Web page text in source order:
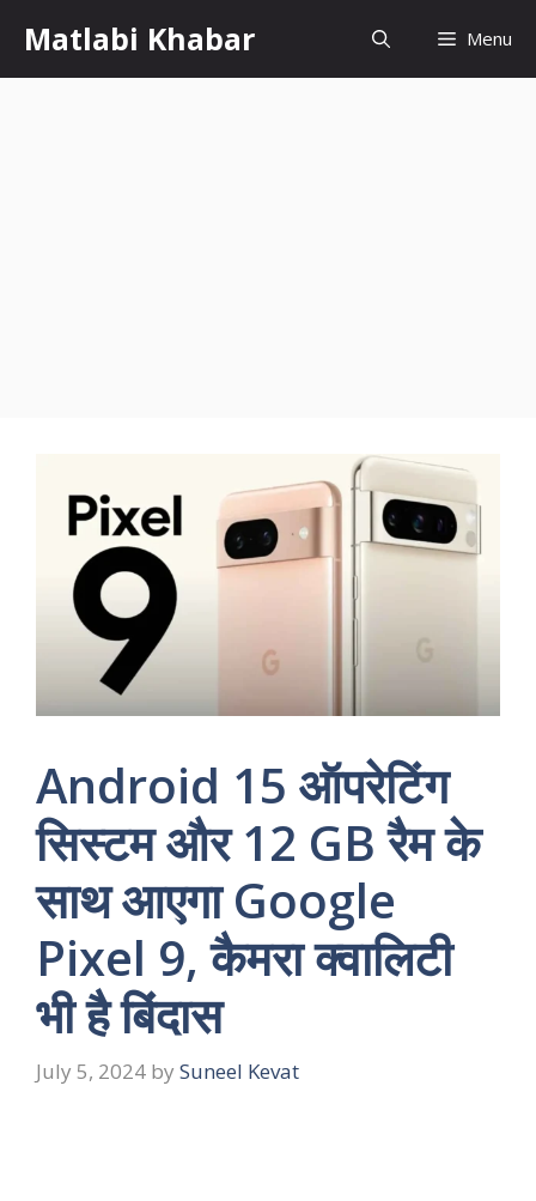
content
Matlabi Khabar Menu
Android 15 ऑपरेटिंग
सिस्टम और 12 GB रैम के
साथ आएगा Google
Pixel 9, कैमरा क्वालिटी
भी है बिंदास
July 5, 2024 by Suneel Kevat